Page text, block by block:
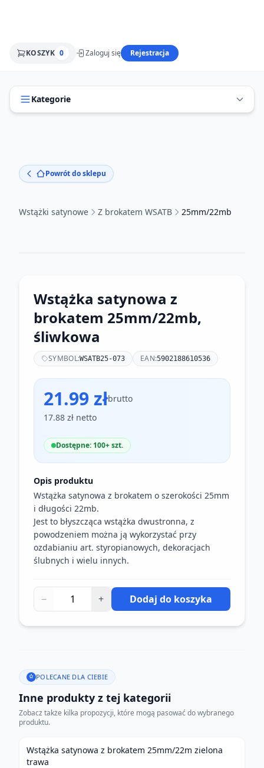
KOSZYK 0 Zaloguj się Rejestracja
Kategorie
Powrót do sklepu
Wstążki satynowe Z brokatem WSATB 25mm/22mb
Wstążka satynowa z
brokatem 25mm/22mb,
śliwkowa
SYMBOL:WSATB25-073 EAN:5902188610536
21.99 złbrutto
17.88 zł netto
Dostępne: 100+ szt.
Opis produktu
Wstążka satynowa z brokatem o szerokości 25mm
i długości 22mb.
Jest to błyszcząca wstążka dwustronna, z
powodzeniem można ją wykorzystać przy
ozdabianiu art. styropianowych, dekoracjach
ślubnych i wielu innych.
− + Dodaj do koszyka
POLECANE DLA CIEBIE
Inne produkty z tej kategorii
Zobacz także kilka propozycji, które mogą pasować do wybranego
produktu.
Wstążka satynowa z brokatem 25mm/22m zielona
trawa